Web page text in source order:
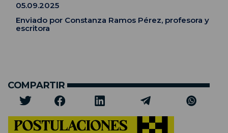
05.09.2025
Enviado por Constanza Ramos Pérez, profesora y
escritora
COMPARTIR